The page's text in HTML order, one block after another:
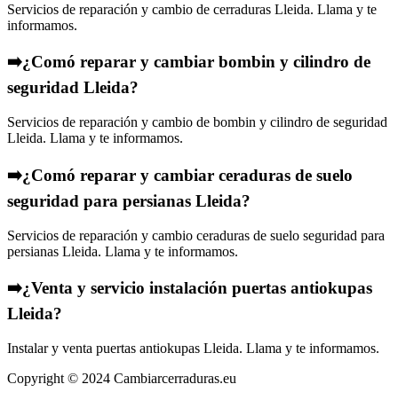
Servicios de reparación y cambio de cerraduras Lleida. Llama y te
informamos.
➡️¿Comó reparar y cambiar bombin y cilindro de
seguridad Lleida?
Servicios de reparación y cambio de bombin y cilindro de seguridad
Lleida. Llama y te informamos.
➡️¿Comó reparar y cambiar ceraduras de suelo
seguridad para persianas Lleida?
Servicios de reparación y cambio ceraduras de suelo seguridad para
persianas Lleida. Llama y te informamos.
➡️¿Venta y servicio instalación puertas antiokupas
Lleida?
Instalar y venta puertas antiokupas Lleida. Llama y te informamos.
Copyright © 2024 Cambiarcerraduras.eu